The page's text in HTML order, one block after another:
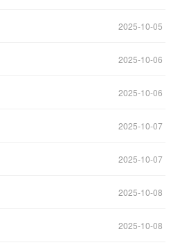
2025-10-05
2025-10-06
2025-10-06
2025-10-07
2025-10-07
2025-10-08
2025-10-08